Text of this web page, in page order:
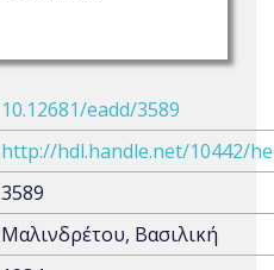
10.12681/eadd/3589
http://hdl.handle.net/10442/
3589
Μαλινδρέτου, Βασιλική